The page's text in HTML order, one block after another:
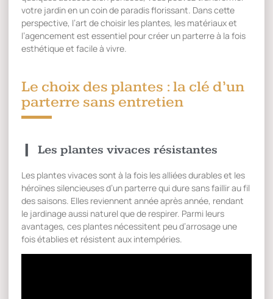
votre jardin en un coin de paradis florissant. Dans cette
perspective, l’art de choisir les plantes, les matériaux et
l’agencement est essentiel pour créer un parterre à la fois
esthétique et facile à vivre.
Le choix des plantes : la clé d’un
parterre sans entretien
Les plantes vivaces résistantes
Les plantes vivaces sont à la fois les alliées durables et les
héroïnes silencieuses d’un parterre qui dure sans faillir au fil
des saisons. Elles reviennent année après année, rendant
le jardinage aussi naturel que de respirer. Parmi leurs
avantages, ces plantes nécessitent peu d’arrosage une
fois établies et résistent aux intempéries.